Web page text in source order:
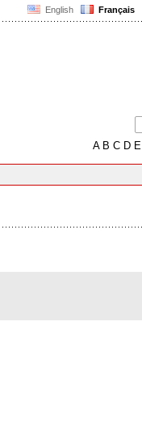
English Français
AB C D E